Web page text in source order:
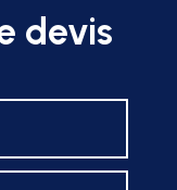
devis